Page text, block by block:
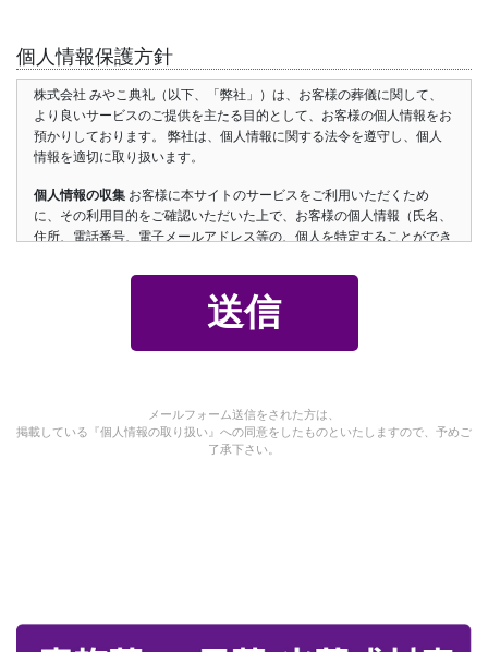
個人情報保護方針
株式会社 みやこ典礼（以下、「弊社」）は、お客様の葬儀に関して、
より良いサービスのご提供を主たる目的として、お客様の個人情報をお
預かりしております。 弊社は、個人情報に関する法令を遵守し、個人
情報を適切に取り扱います。
個人情報の収集 お客様に本サイトのサービスをご利用いただくため
に、その利用目的をご確認いただいた上で、お客様の個人情報（氏名、
住所、電話番号、電子メールアドレス等の、個人を特定することができ
た個人情報は、不正アクセスや紛失、破壊、及び漏洩等が起きぬよう、
弊社で厳重に管理いたします。
お客様が当サイトにアクセスされる際、「Cookie（クッ
以下の場合を除き、登録いただいたご本人の了承なく第三者に開示する
メールフォーム送信をされた方は、
掲載している『個人情報の取り扱い』への同意をしたものといたしますので、予めご
了承下さい。